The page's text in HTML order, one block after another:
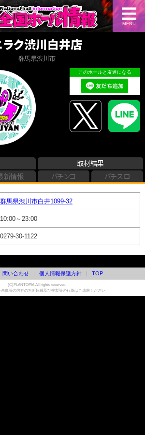
MENU
ラク渋川白井店
群馬県渋川市
このホールと友達になる
取材結果
新情報 パチンコ パチスロ
群馬県渋川市白井1099-32
10:00～23:00
0279-30-1122
問い合わせ 個人情報保護方針 TOP
(C)PLANTOPIA All rights reserved.
画像等の内容の無断転載及び複製等の行為はご遠慮ください